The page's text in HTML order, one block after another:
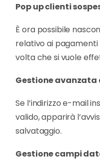
Pop up clienti
È ora possibile
relativo ai pagamenti
volta che si vuole
Gestione
Se l’indirizzo e-mail
valido, apparirà
salvataggio.
Gestione campi